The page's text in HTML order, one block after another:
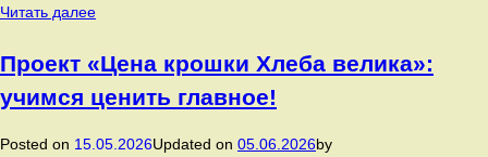
Читать далее15
в
Международный
день
в
Проект «Цена крошки Хлеба велика»:
учимся ценить главное!
Posted on 15.05.2026Updated on 05.06.2026by